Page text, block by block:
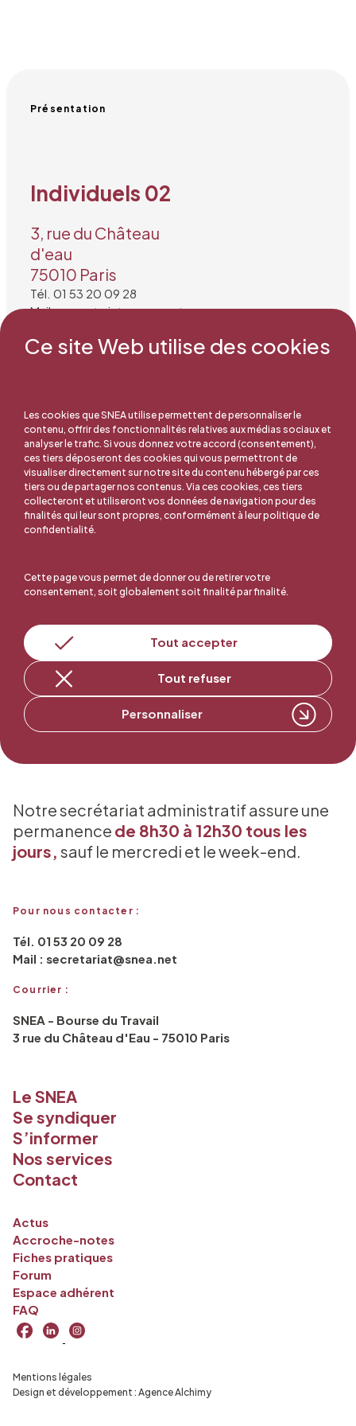
Ce site Web utilise des cookies
Les cookies que SNEA utilise permettent de personnaliser le
contenu, offrir des fonctionnalités relatives aux médias sociaux et
analyser le trafic. Si vous donnez votre accord (consentement),
ces tiers déposeront des cookies qui vous permettront de
visualiser directement sur notre site du contenu hébergé par ces
tiers ou de partager nos contenus. Via ces cookies, ces tiers
collecteront et utiliseront vos données de navigation pour des
finalités qui leur sont propres, conformément à leur politique de
confidentialité.
Cette page vous permet de donner ou de retirer votre
consentement, soit globalement soit finalité par finalité.
Tout accepter
Tout refuser
Personnaliser
Présentation
Individuels 02
3, rue du Château
d'eau
75010 Paris
Tél. 01 53 20 09 28
Mail : secretariat@snea.net
En ligne, c'est facile !
Adhérer au SNEA
Notre secrétariat administratif assure une
permanence de 8h30 à 12h30 tous les
jours, sauf le mercredi et le week-end.
Pour nous contacter :
Tél. 01 53 20 09 28
Mail : secretariat@snea.net
Courrier :
SNEA - Bourse du Travail
3 rue du Château d'Eau - 75010 Paris
Le SNEA
Se syndiquer
S’informer
Nos services
Contact
Actus
Accroche-notes
Fiches pratiques
Forum
Espace adhérent
FAQ
Design et développement : Agence Alchimy
Mentions légales